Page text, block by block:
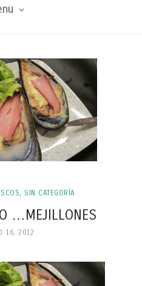
, SIN CATEGORÍA
…MEJILLONES
16, 2012